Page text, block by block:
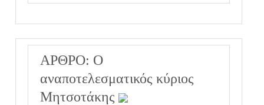
ΑΡΘΡΟ: Ο
αναποτελεσματικός κύριος
Μητσοτάκης